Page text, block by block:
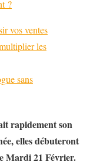
?
vos ventes
les
sans
rapidement son
elles débuteront
Mardi 21 Février.